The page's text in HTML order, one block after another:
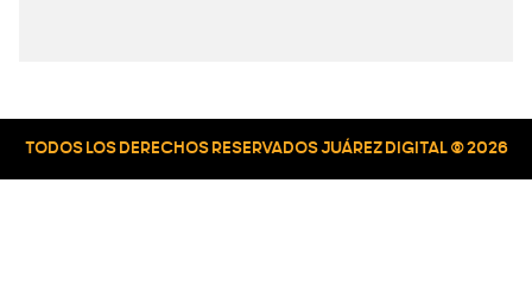
TODOS LOS DERECHOS RESERVADOS JUÁREZ DIGITAL © 2026